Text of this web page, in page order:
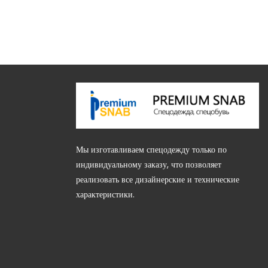
(этаж 2)
Мы изготавливаем спецодежду только по
индивидуальному заказу, что позволяет
реализовать все дизайнерские и технические
характеристики.